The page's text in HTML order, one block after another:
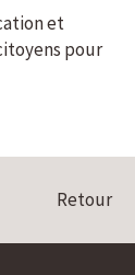
et
pour
Retour